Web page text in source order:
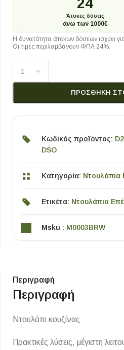
Άτοκες δόσεις
άνω των 1000€
Η δυνατότητα άτοκων δόσεων ισχύει
Οι τιμές περιλαμβάνουν ΦΠΑ 24%.
ΠΡΟΣΘΉΚΗ
Κωδικός προϊόντος:
DSO
Κατηγορία: Ντουλάπια
Ετικέτα: Ντουλάπια
Msku : M0003BRW
Περιγραφή
Περιγραφή
Ντουλάπι κουζίνας
Πρακτικές λύσεις, μέγιστη